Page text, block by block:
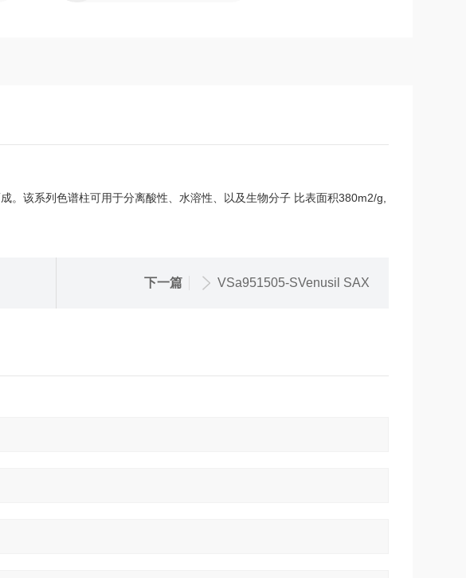
。该系列色谱柱可用于分离酸性、水溶性、以及生物分子 比表面积380m2/g,
下一篇 VSa951505-SVenusil SAX